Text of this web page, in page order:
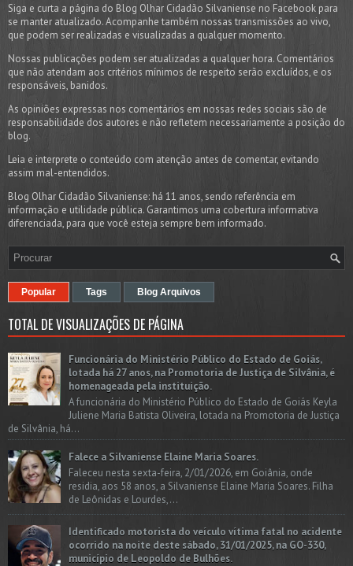
Siga e curta a página do Blog Olhar Cidadão Silvaniense no Facebook para
se manter atualizado. Acompanhe também nossas transmissões ao vivo,
que podem ser realizadas e visualizadas a qualquer momento.
Nossas publicações podem ser atualizadas a qualquer hora. Comentários
que não atendam aos critérios mínimos de respeito serão excluídos, e os
responsáveis, banidos.
As opiniões expressas nos comentários em nossas redes sociais são de
responsabilidade dos autores e não refletem necessariamente a posição do
blog.
Leia e interprete o conteúdo com atenção antes de comentar, evitando
assim mal-entendidos.
Blog Olhar Cidadão Silvaniense: há 11 anos, sendo referência em
informação e utilidade pública. Garantimos uma cobertura informativa
diferenciada, para que você esteja sempre bem informado.
Popular Tags Blog Arquivos
TOTAL DE VISUALIZAÇÕES DE PÁGINA
Funcionária do Ministério Público do Estado de Goiás,
lotada há 27 anos, na Promotoria de Justiça de Silvânia, é
homenageada pela instituição.
A funcionária do Ministério Público do Estado de Goiás Keyla
Juliene Maria Batista Oliveira, lotada na Promotoria de Justiça
de Silvânia, há...
Falece a Silvaniense Elaine Maria Soares.
Faleceu nesta sexta-feira, 2/01/2026, em Goiânia, onde
residia, aos 58 anos, a Silvaniense Elaine Maria Soares. Filha
de Leônidas e Lourdes,...
Identificado motorista do veículo vítima fatal no acidente
ocorrido na noite deste sábado, 31/01/2025, na GO-330,
município de Leopoldo de Bulhões.